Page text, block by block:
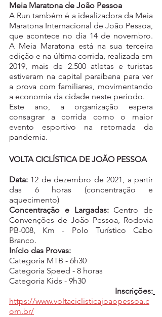
Meia Maratona de João Pessoa
A Run também é a idealizadora da Meia
Maratona Internacional de João Pessoa,
que acontece no dia 14 de novembro.
A Meia Maratona está na sua terceira
edição e na última corrida, realizada em
2019, mais de 2.500 atletas e turistas
estiveram na capital paraibana para ver
a prova com familiares, movimentando
a economia da cidade neste período.
Este ano, a organização espera
consagrar a corrida como o maior
evento esportivo na retomada da
pandemia.
VOLTA CICLÍSTICA DE JOÃO PESSOA
Data: 12 de dezembro de 2021, a partir
das 6 horas (concentração e
aquecimento)
Concentração e Largadas: Centro de
Convenções de João Pessoa, Rodovia
PB-008, Km - Polo Turístico Cabo
Branco.
Início das Provas:
Categoria MTB - 6h30
Categoria Speed - 8 horas
Categoria Kids - 9h30
Inscrições:
https://www.voltaciclisticajoaopessoa.c
om.br/